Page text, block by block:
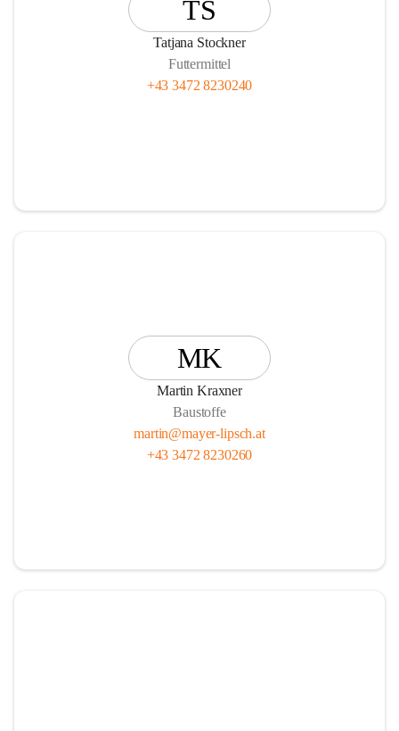
TS
Tatjana Stockner
Futtermittel
+43 3472 8230240
MK
Martin Kraxner
Baustoffe
martin@mayer-lipsch.at
+43 3472 8230260